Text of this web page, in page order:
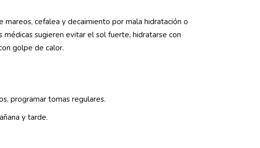
mareos, cefalea y decaimiento por mala hidratación o
sugieren evitar el sol fuerte, hidratarse con
golpe de calor.
programar tomas regulares.
y tarde.